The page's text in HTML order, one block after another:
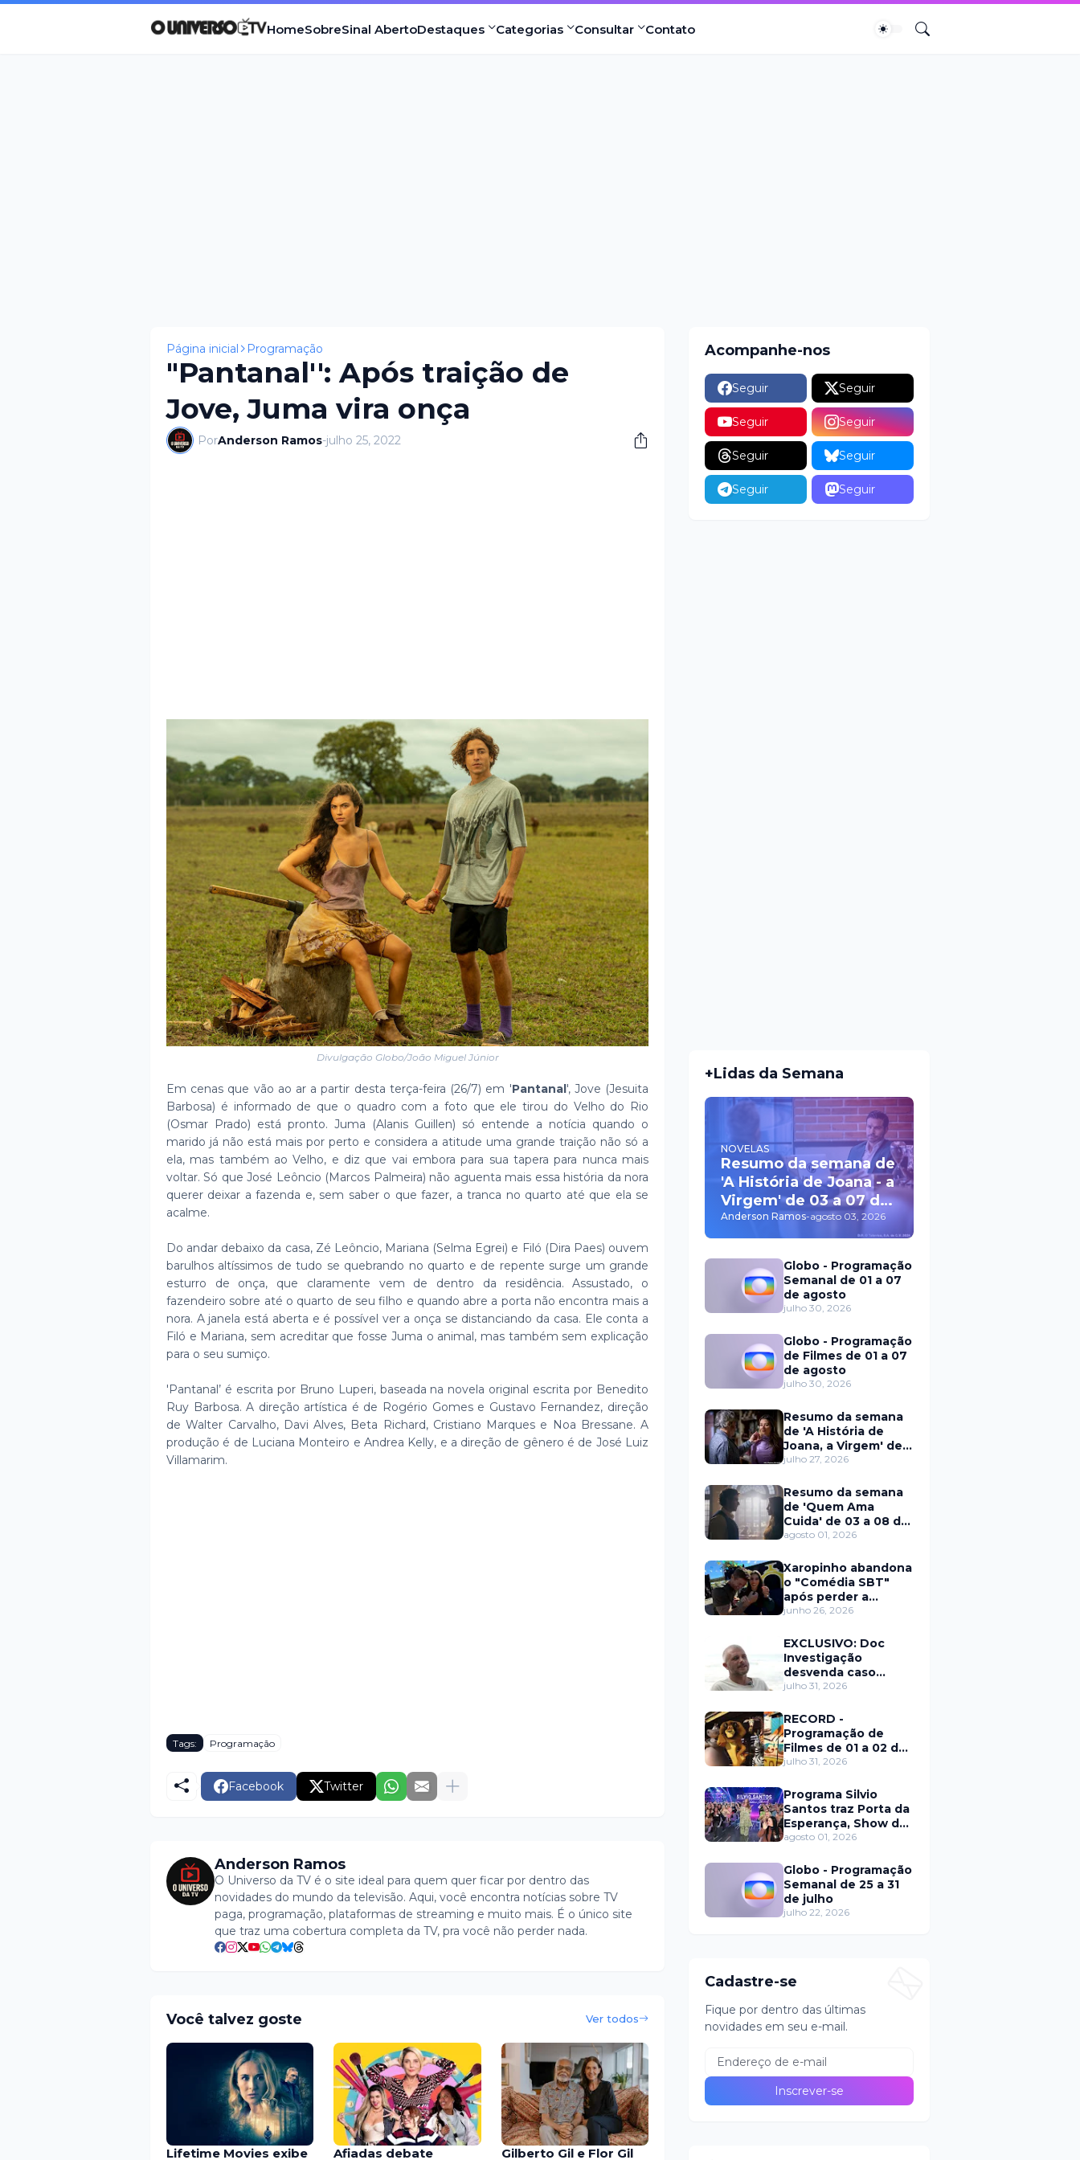
HomeSobreSinal AbertoDestaques Categorias Consultar Contato
Página inicial Programação
"Pantanal'': Após traição de
Jove, Juma vira onça
PorAnderson Ramos-julho 25, 2022
Divulgação Globo/João Miguel Júnior
Em cenas que vão ao ar a partir desta terça-feira (26/7) em 'Pantanal', Jove (Jesuita
Barbosa) é informado de que o quadro com a foto que ele tirou do Velho do Rio
(Osmar Prado) está pronto. Juma (Alanis Guillen) só entende a notícia quando o
marido já não está mais por perto e considera a atitude uma grande traição não só a
ela, mas também ao Velho, e diz que vai embora para sua tapera para nunca mais
voltar. Só que José Leôncio (Marcos Palmeira) não aguenta mais essa história da nora
querer deixar a fazenda e, sem saber o que fazer, a tranca no quarto até que ela se
acalme.
Do andar debaixo da casa, Zé Leôncio, Mariana (Selma Egrei) e Filó (Dira Paes) ouvem
barulhos altíssimos de tudo se quebrando no quarto e de repente surge um grande
esturro de onça, que claramente vem de dentro da residência. Assustado, o
fazendeiro sobre até o quarto de seu filho e quando abre a porta não encontra mais a
nora. A janela está aberta e é possível ver a onça se distanciando da casa. Ele conta a
Filó e Mariana, sem acreditar que fosse Juma o animal, mas também sem explicação
para o seu sumiço.
'Pantanal’ é escrita por Bruno Luperi, baseada na novela original escrita por Benedito
Ruy Barbosa. A direção artística é de Rogério Gomes e Gustavo Fernandez, direção
de Walter Carvalho, Davi Alves, Beta Richard, Cristiano Marques e Noa Bressane. A
produção é de Luciana Monteiro e Andrea Kelly, e a direção de gênero é de José Luiz
Villamarim.
Tags: Programação
Facebook Twitter
Anderson Ramos
O Universo da TV é o site ideal para quem quer ficar por dentro das
novidades do mundo da televisão. Aqui, você encontra notícias sobre TV
paga, programação, plataformas de streaming e muito mais. É o único site
que traz uma cobertura completa da TV, pra você não perder nada.
Você talvez goste Ver todos
Lifetime Movies exibe
Afiadas debate
Gilberto Gil e Flor Gil
Acompanhe-nos
Seguir Seguir
Seguir Seguir
Seguir Seguir
Seguir Seguir
+Lidas da Semana
NOVELAS
Resumo da semana de
'A História de Joana - a
Virgem' de 03 a 07 de
agosto
Anderson Ramos-agosto 03, 2026
Globo - Programação
Semanal de 01 a 07
de agosto
julho 30, 2026
Globo - Programação
de Filmes de 01 a 07
de agosto
julho 30, 2026
Resumo da semana
de 'A História de
Joana, a Virgem' de
27 a 31 de julho
julho 27, 2026
Resumo da semana
de 'Quem Ama
Cuida' de 03 a 08 de
agosto
agosto 01, 2026
Xaropinho abandona
o "Comédia SBT"
após perder a
paciência com Sarro
junho 26, 2026
EXCLUSIVO: Doc
Investigação
desvenda caso
Eduardo Martins e
trás de fraude
internacional
julho 31, 2026
RECORD -
Programação de
Filmes de 01 a 02 de
agosto
julho 31, 2026
Programa Silvio
Santos traz Porta da
Esperança, Show de
Calouros e Qual é a
domingo (2)
agosto 01, 2026
Globo - Programação
Semanal de 25 a 31
de julho
julho 22, 2026
Cadastre-se
Fique por dentro das últimas
novidades em seu e-mail.